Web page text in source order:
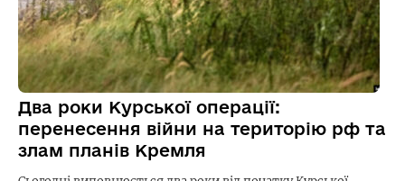
Два роки Курської операції:
перенесення війни на територію рф та
злам планів Кремля